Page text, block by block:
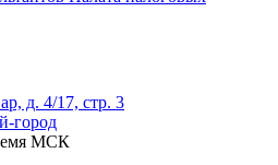
д. 4/17, стр. 3
город
МСК